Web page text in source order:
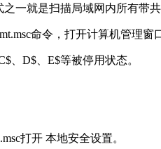
一就是扫描局域网内所有带
命令，打开计算机管理窗
、D$、E$等被停用状态。
打开 本地安全设置。